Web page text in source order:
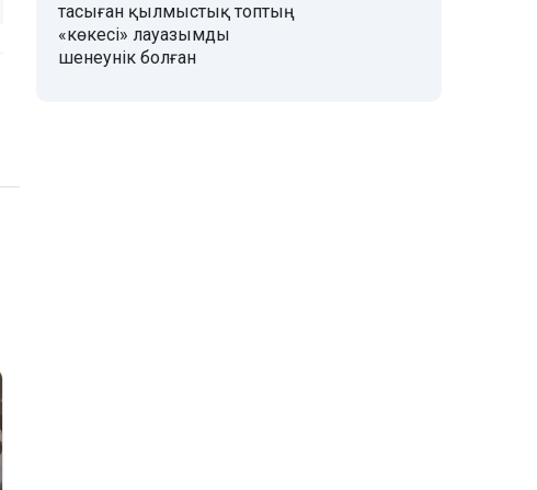
тасыған қылмыстық топтың
«көкесі» лауазымды
шенеунік болған